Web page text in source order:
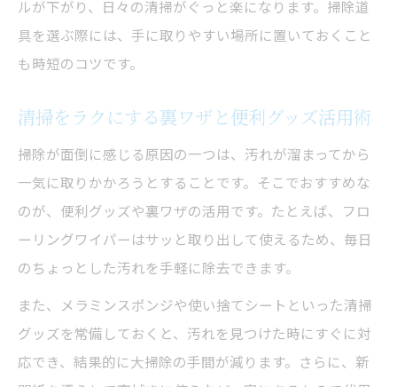
清掃が簡単に続く習慣化のコツと工夫
毎日の清掃を時短で済ませる習慣術
清掃が楽になる毎日の続け方を徹底解説
プロも実践する清掃の簡単ルーティン術
プロも実践する簡単清掃テクニック
プロが教える清掃の簡単テクニック集
簡単清掃でプロ級の仕上がりを叶える方法
清掃の基本原則とプロの時短テクニック
家庭でできるプロ流清掃裏技のポイント
清掃裏技で家中を簡単にキレイに仕上げる
清掃の基本原則と時短の工夫ポイント
ルが下がり、日々の清掃がぐっと楽になります。掃除道
具を選ぶ際には、手に取りやすい場所に置いておくこと
も時短のコツです。
清掃をラクにする裏ワザと便利グッズ活用術
掃除が面倒に感じる原因の一つは、汚れが溜まってから
一気に取りかかろうとすることです。そこでおすすめな
のが、便利グッズや裏ワザの活用です。たとえば、フロ
ーリングワイパーはサッと取り出して使えるため、毎日
のちょっとした汚れを手軽に除去できます。
また、メラミンスポンジや使い捨てシートといった清掃
グッズを常備しておくと、汚れを見つけた時にすぐに対
応でき、結果的に大掃除の手間が減ります。さらに、新